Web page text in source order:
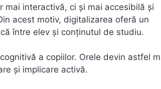
interactivă, ci și mai accesibilă și
acest motiv, digitalizarea oferă un
între elev și conținutul de studiu.
a copiilor. Orele devin astfel
și implicare activă.